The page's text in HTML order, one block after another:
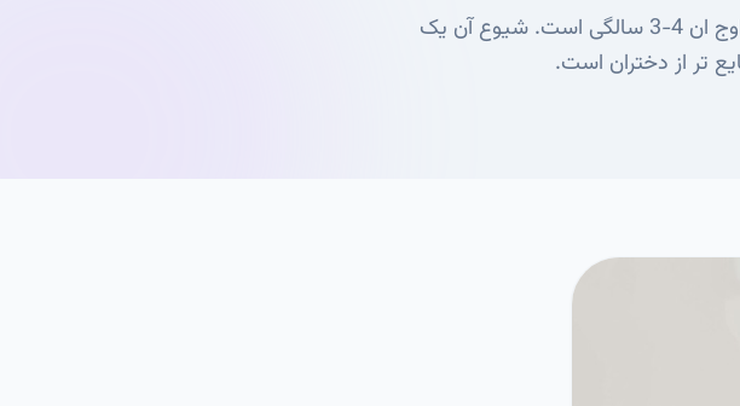
لکنت معمولا بین سنین 7-2 سالگی شروع می شود که اوج ان 4-3 سالگی است. شیوع آن یک
تر از دختران است.